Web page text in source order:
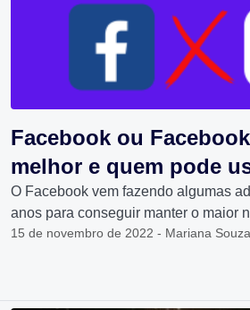
Facebook ou
melhor e quem pode
O Facebook vem fazendo algumas
anos para conseguir manter o maior
15 de novembro de 2022 - Mariana Souza